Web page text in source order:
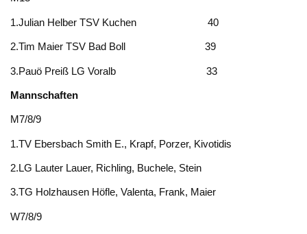
1.Julian Helber TSV Kuchen 40
2.Tim Maier TSV Bad Boll 39
3.Pauö Preiß LG Voralb 33
Mannschaften
M7/8/9
1.TV Ebersbach Smith E., Krapf, Porzer, Kivotidis
2.LG Lauter Lauer, Richling, Buchele, Stein
3.TG Holzhausen Höfle, Valenta, Frank, Maier
W7/8/9